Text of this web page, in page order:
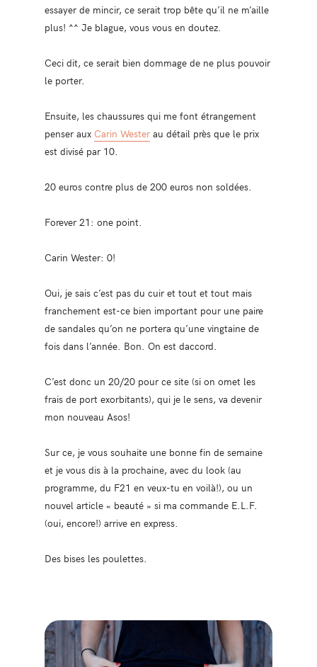
essayer de mincir, ce serait trop bête qu’il ne m’aille
plus! ^^ Je blague, vous vous en doutez.
Ceci dit, ce serait bien dommage de ne plus pouvoir
le porter.
Ensuite, les chaussures qui me font étrangement
penser aux Carin Westerau détail près que le prix
est divisé par 10.
20 euros contre plus de 200 euros non soldées.
Forever 21: one point.
Carin Wester: 0!
Oui, je sais c’est pas du cuir et tout et tout mais
franchement est-ce bien important pour une paire
de sandales qu’on ne portera qu’une vingtaine de
fois dans l’année. Bon. On est daccord.
C’est donc un 20/20 pour ce site (si on omet les
frais de port exorbitants), qui je le sens, va devenir
mon nouveau Asos!
Sur ce, je vous souhaite une bonne fin de semaine
et je vous dis à la prochaine, avec du look (au
programme, du F21 en veux-tu en voilà!), ou un
nouvel article « beauté » si ma commande E.L.F.
(oui, encore!) arrive en express.
Des bises les poulettes.